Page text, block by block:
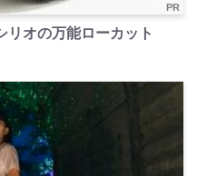
PR
リオの万能ローカット